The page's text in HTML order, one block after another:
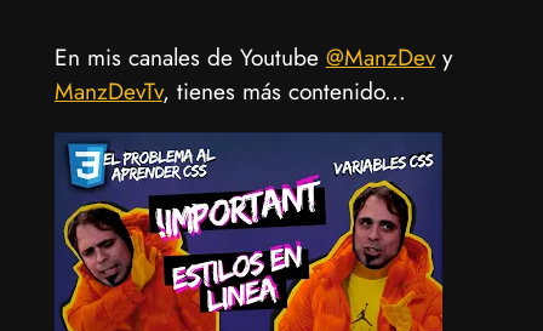
En mis canales de Youtube @ManzDevy
ManzDevTv, tienes más contenido...